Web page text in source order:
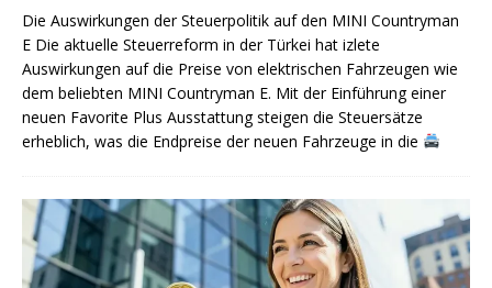
Die Auswirkungen der Steuerpolitik auf den MINI Countryman
E Die aktuelle Steuerreform in der Türkei hat izlete
Auswirkungen auf die Preise von elektrischen Fahrzeugen wie
dem beliebten MINI Countryman E. Mit der Einführung einer
neuen Favorite Plus Ausstattung steigen die Steuersätze
erheblich, was die Endpreise der neuen Fahrzeuge in die